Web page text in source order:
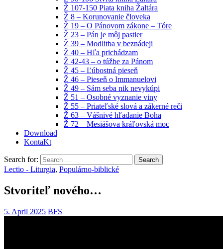
Ž 107-150 Piata kniha Žaltára
Ž 8 – Korunovanie človeka
Ž 19 – O Pánovom zákone – Tóre
Ž 23 – Pán je môj pastier
Ž 39 – Modlitba v beznádeji
Ž 40 – Hľa prichádzam
Ž 42-43 – o túžbe za Pánom
Ž 45 – Ľúbostná pieseň
Ž 46 – Pieseň o Immanuelovi
Ž 49 – Sám seba nik nevykúpi
Ž 51 – Osobné vyznanie viny
Ž 55 – Priateľské slová a zákerné reči
Ž 63 – Vášnivé hľadanie Boha
Ž 72 – Mesiášova kráľovská moc
Download
KontaKt
Search for:
Lectio - Liturgia, Populárno-biblické
Stvoriteľ nového…
5. April 2025 BFS